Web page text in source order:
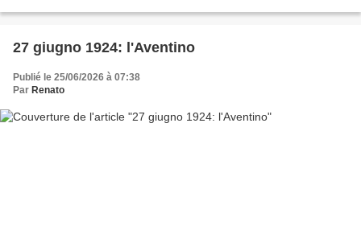
27 giugno 1924: l'Aventino
Publié le 25/06/2026 à 07:38
Par Renato